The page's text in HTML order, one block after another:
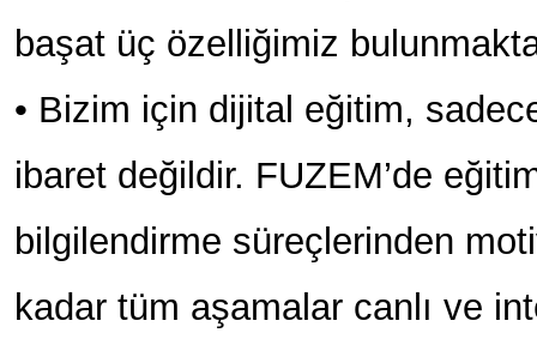
başat üç özelliğimiz
• Bizim için dijital eğitim,
ibaret değildir. FUZEM’de
bilgilendirme süreçlerinden
kadar tüm aşamalar canlı ve